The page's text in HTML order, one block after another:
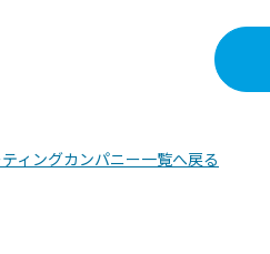
ィングカンパニー一覧へ戻る